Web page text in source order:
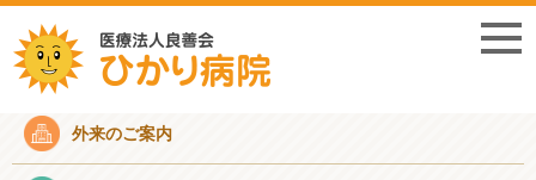
採用情報
外来のご案内